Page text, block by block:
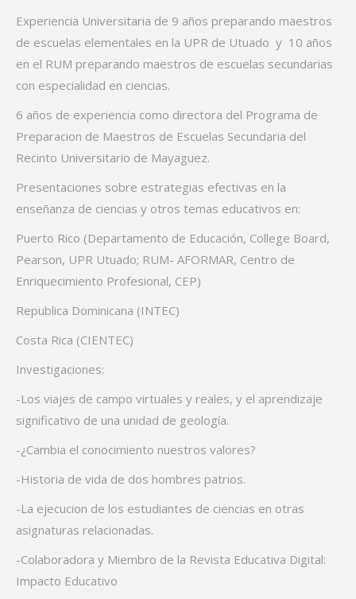
Experiencia Universitaria de 9 años preparando maestros
de escuelas elementales en la UPR de Utuado y 10 años
en el RUM preparando maestros de escuelas secundarias
con especialidad en ciencias.
6 años de experiencia como directora del Programa de
Preparacion de Maestros de Escuelas Secundaria del
Recinto Universitario de Mayaguez.
Presentaciones sobre estrategias efectivas en la
enseñanza de ciencias y otros temas educativos en:
Puerto Rico (Departamento de Educación, College Board,
Pearson, UPR Utuado; RUM- AFORMAR, Centro de
Enriquecimiento Profesional, CEP)
Republica Dominicana (INTEC)
Costa Rica (CIENTEC)
Investigaciones:
-Los viajes de campo virtuales y reales, y el aprendizaje
significativo de una unidad de geología.
-¿Cambia el conocimiento nuestros valores?
-Historia de vida de dos hombres patrios.
-La ejecucion de los estudiantes de ciencias en otras
asignaturas relacionadas.
-Colaboradora y Miembro de la Revista Educativa Digital:
Impacto Educativo